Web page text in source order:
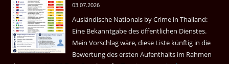
Gebiet
03.07.2026
Ausländische Nationals by Crime in Thailand:
Eine Bekanntgabe des öffentlichen Dienstes.
Mein Vorschlag wäre, diese Liste künftig in die
Bewertung des ersten Aufenthalts im Rahmen